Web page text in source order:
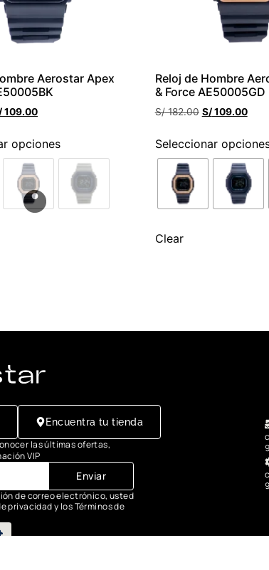
Aerostar Apex
109.00
opciones
Reloj de Hombre
& Force AE50005GD
S/182.00 S/109.00
Seleccionar
Clear
Encuentra tu tienda
las últimas ofertas,
VIP
Enviar
de correo electrónico, usted
privacidad y los Términos de